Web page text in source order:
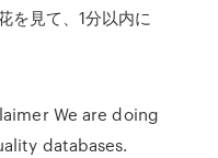
を見て、1分以内に
We are doing
databases.